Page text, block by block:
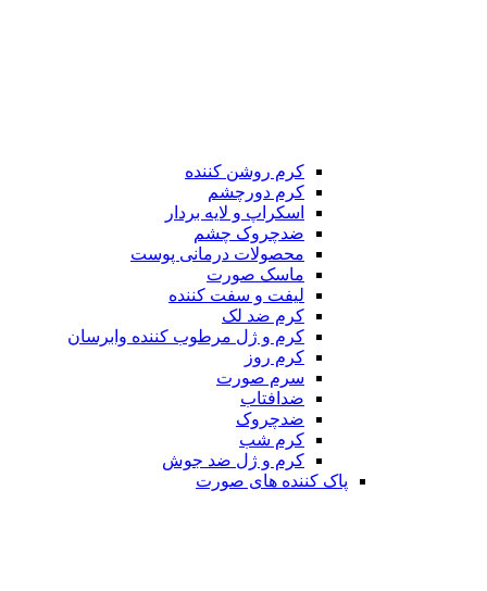
کرم روشن کننده
کرم دورچشم
اسکراپ و لایه بردار
ضدچروک چشم
محصولات درمانی پوست
ماسک صورت
لیفت و سفت کننده
کرم ضد لک
کرم و ژل مرطوب کننده وابرسان
کرم روز
سرم صورت
ضدافتاب
ضدچروک
کرم شب
کرم و ژل ضد جوش
پاک کننده های صورت